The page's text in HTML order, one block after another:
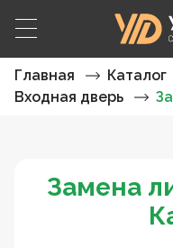
Главная Каталог
Входная дверь
Замена